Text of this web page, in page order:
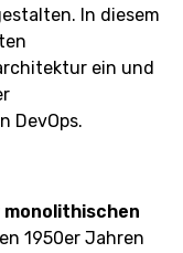
In diesem
ein und
DevOps.
monolithischen
1950er Jahren